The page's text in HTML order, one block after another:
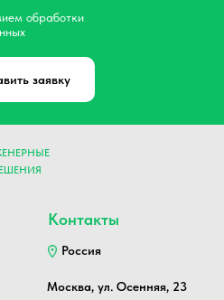
обработки
заявку
Контакты
Россия
Москва, ул. Осенняя, 23